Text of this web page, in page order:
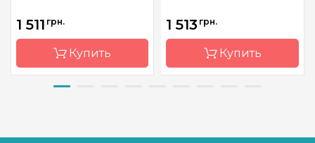
1 511 грн.
Купить
Страна-
Молдова
1 513 грн.
Купить
Страна-
Украина